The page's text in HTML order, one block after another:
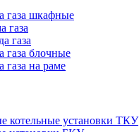
газа шкафные
газа
газа
газа блочные
газа на раме
котельные установки ТКУ